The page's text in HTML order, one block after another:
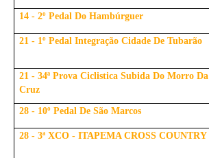
14 - 2º Pedal Do Hambúrguer
21 - 1º Pedal Integração Cidade De Tubarão
21 - 34ª Prova Ciclistica Subida Do Morro Da
Cruz
28 - 10º Pedal De São Marcos
28 - 3ª XCO - ITAPEMA CROSS COUNTRY